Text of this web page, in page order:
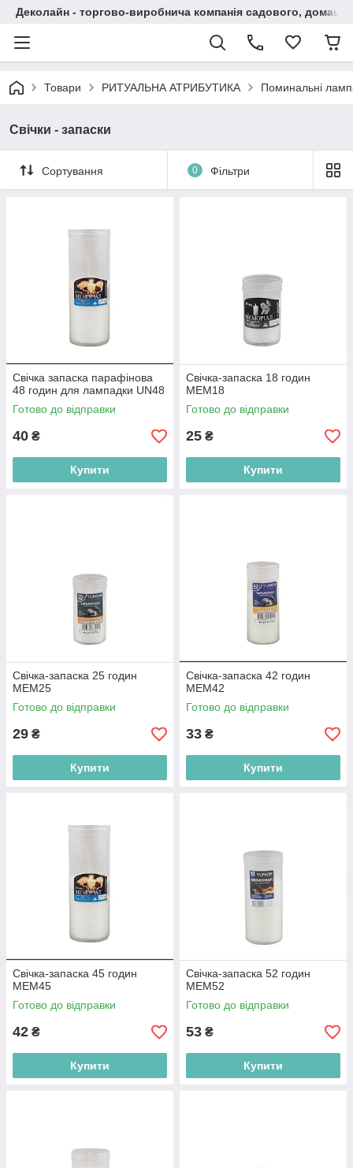
Деколайн - торгово-виробнича компанія садового,
Товари РИТУАЛЬНА АТРИБУТИКА Поминальні
Свічки - запаски
Сортування 0 Фільтри
Свічка запаска парафінова
48 годин для лампадки UN48
Готово до відправки
40 ₴
Купити
Свічка-запаска 18 годин
MEM18
Готово до відправки
25 ₴
Купити
Свічка-запаска 25 годин
MEM25
Готово до відправки
29 ₴
Купити
Свічка-запаска 42 годин
MEM42
Готово до відправки
33 ₴
Купити
Свічка-запаска 45 годин
MEM45
Готово до відправки
42 ₴
Купити
Свічка-запаска 52 годин
MEM52
Готово до відправки
53 ₴
Купити